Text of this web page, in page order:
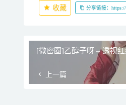
收藏 分享链接：
[微密圈]乙醇子呀 – 透视
上一篇